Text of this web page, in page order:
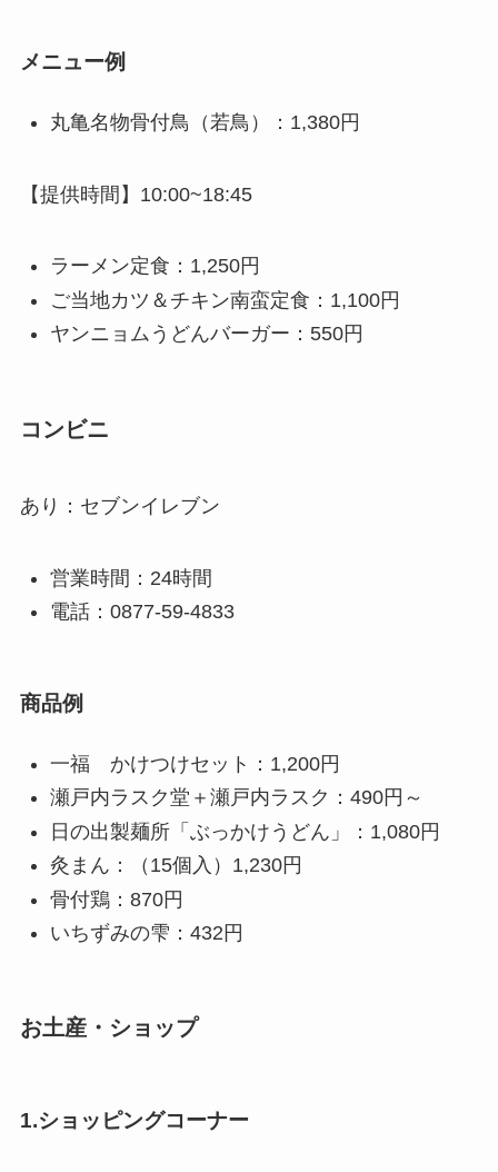
メニュー例
丸亀名物骨付鳥（若鳥）：1,380円
【提供時間】10:00~18:45
ラーメン定食：1,250円
ご当地カツ＆チキン南蛮定食：1,100円
ヤンニョムうどんバーガー：550円
コンビニ
あり：セブンイレブン
営業時間：24時間
電話：0877-59-4833
商品例
一福 かけつけセット：1,200円
瀬戸内ラスク堂＋瀬戸内ラスク：490円～
日の出製麺所「ぶっかけうどん」：1,080円
灸まん：（15個入）1,230円
骨付鶏：870円
いちずみの雫：432円
お土産・ショップ
1.ショッピングコーナー